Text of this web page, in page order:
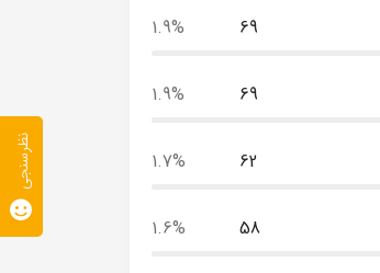
69
1.9%
69
1.9%
62
1.7%
58
1.6%
نظرسنجی